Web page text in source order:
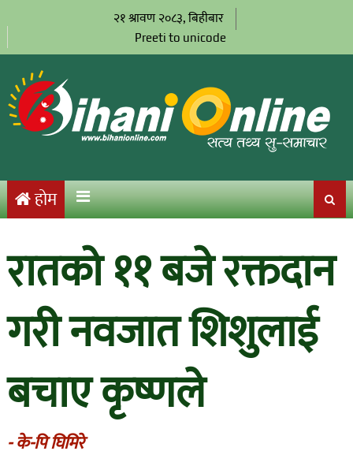
२१ श्रावण २०८३, बिहीबार
Preeti to unicode
होम
रातको ११ बजे रक्तदान
गरी नवजात शिशुलाई
बचाए कृष्णले
- के-पि घिमिरे